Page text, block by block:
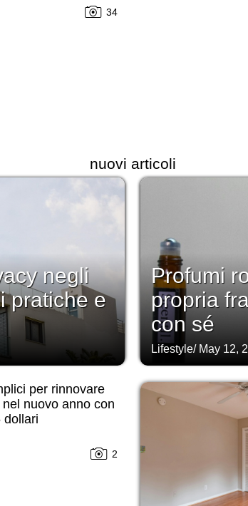
34
nuovi articoli
negli
pratiche e
Profumi
propria
con sé
Lifestyle/ May 12,
per rinnovare
nuovo anno con
dollari
2